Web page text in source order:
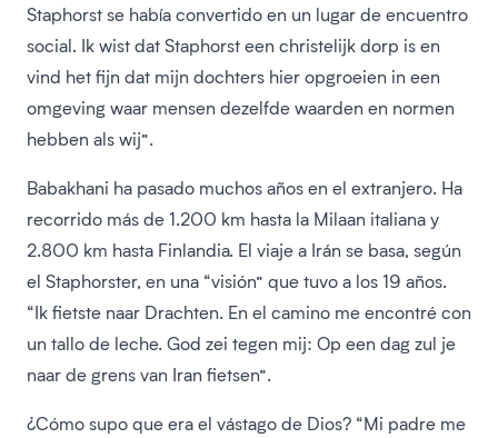
Staphorst se había convertido en un lugar de encuentro
social. Ik wist dat Staphorst een christelijk dorp is en
vind het fijn dat mijn dochters hier opgroeien in een
omgeving waar mensen dezelfde waarden en normen
hebben als wij”.
Babakhani ha pasado muchos años en el extranjero. Ha
recorrido más de 1.200 km hasta la Milaan italiana y
2.800 km hasta Finlandia. El viaje a Irán se basa, según
el Staphorster, en una “visión” que tuvo a los 19 años.
“Ik fietste naar Drachten. En el camino me encontré con
un tallo de leche. God zei tegen mij: Op een dag zul je
naar de grens van Iran fietsen”.
¿Cómo supo que era el vástago de Dios? “Mi padre me